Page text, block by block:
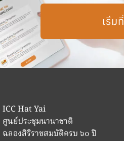
เริ่ม
ICC Hat Yai
ศูนย์ประชุมนานาชาติ
ฉลองสิริราชสมบัติครบ ๖๐ ปี